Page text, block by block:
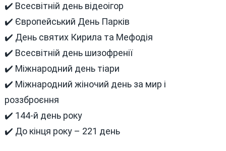
✔️ Всесвітній день відеоігор
✔️ Європейський День Парків
✔️ День святих Кирила та Мефодія
✔️ Всесвітній день шизофренії
✔️ Міжнародний день тіари
✔️ Міжнародний жіночий день за мир і
роззброєння
✔️ 144-й день року
✔️ До кінця року – 221 день